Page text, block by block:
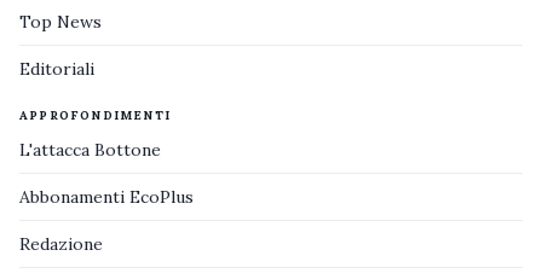
Top News
Editoriali
APPROFONDIMENTI
L'attacca Bottone
Abbonamenti EcoPlus
Redazione